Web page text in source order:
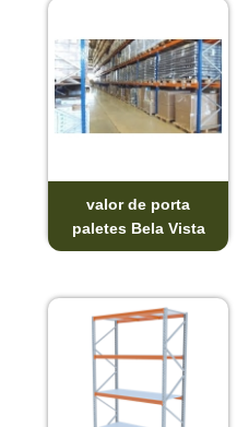
valor de porta
paletes Bela Vista